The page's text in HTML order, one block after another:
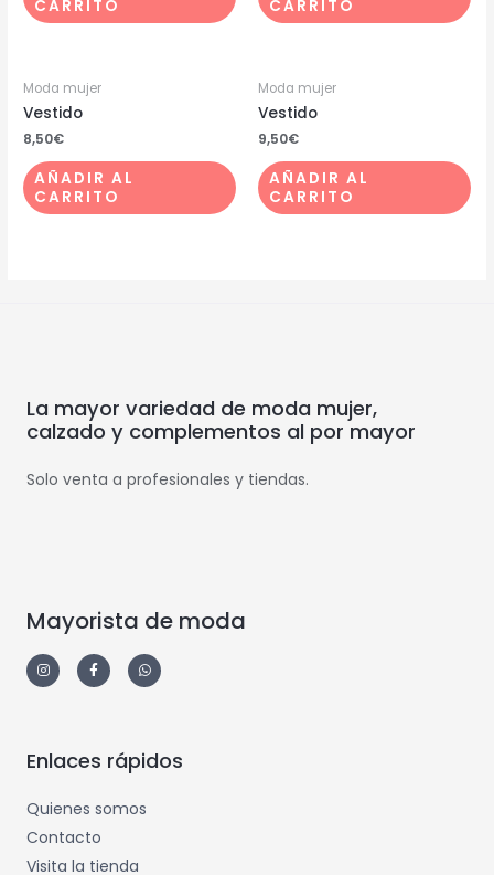
CARRITO
CARRITO
Moda mujer
Vestido
8,50€
AÑADIR AL
CARRITO
Moda mujer
Vestido
9,50€
AÑADIR AL
CARRITO
La mayor variedad de moda mujer,
calzado y complementos al por mayor
Solo venta a profesionales y tiendas.
Mayorista de moda
Enlaces rápidos
Quienes somos
Contacto
Visita la tienda